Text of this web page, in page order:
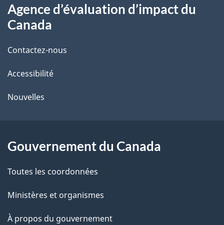
i
s
d
e
a
p
a
g
propos
ce
site
Agence d’évaluation d’impact du
Canada
Contactez-nous
Accessibilité
Nouvelles
Gouvernement du Canada
Toutes les coordonnées
Ministères et organismes
À propos du gouvernement